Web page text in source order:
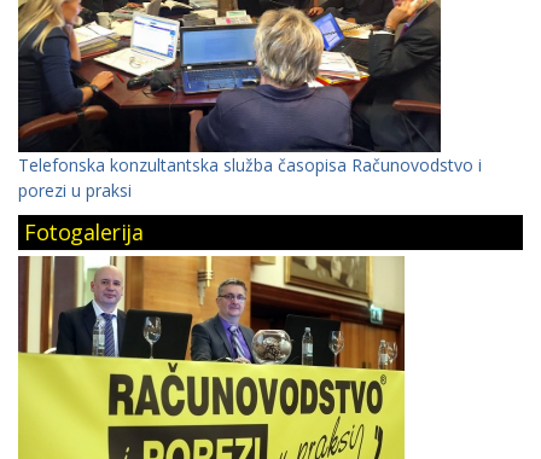
Telefonska konzultantska služba časopisa Računovodstvo i
porezi u praksi
Fotogalerija